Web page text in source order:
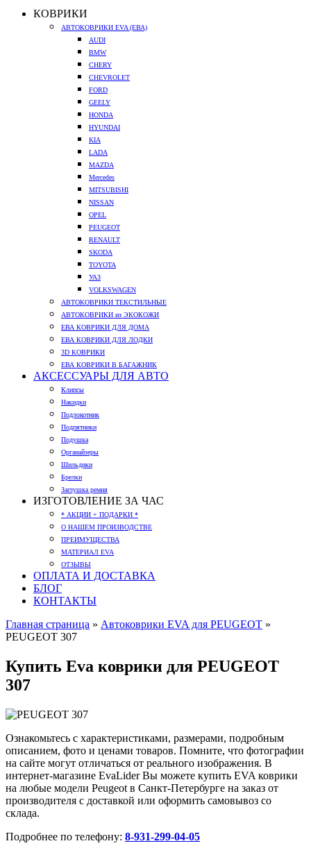
КОВРИКИ
АВТОКОВРИКИ EVA (ЕВА)
AUDI
BMW
CHERY
CHEVROLET
FORD
GEELY
HONDA
HYUNDAI
KIA
LADA
MAZDA
Mercedes
MITSUBISHI
NISSAN
OPEL
PEUGEOT
RENAULT
SKODA
TOYOTA
УАЗ
VOLKSWAGEN
АВТОКОВРИКИ ТЕКСТИЛЬНЫЕ
АВТОКОВРИКИ из ЭКОКОЖИ
ЕВА КОВРИКИ ДЛЯ ДОМА
ЕВА КОВРИКИ ДЛЯ ЛОДКИ
3D КОВРИКИ
ЕВА КОВРИКИ В БАГАЖНИК
АКСЕССУАРЫ ДЛЯ АВТО
Клипсы
Накидки
Подлокотник
Подпятники
Подушка
Органайзеры
Шильдики
Брелки
Заглушка ремня
ИЗГОТОВЛЕНИЕ ЗА ЧАС
* АКЦИИ + ПОДАРКИ *
О НАШЕМ ПРОИЗВОДСТВЕ
ПРЕИМУЩЕСТВА
МАТЕРИАЛ EVA
ОТЗЫВЫ
ОПЛАТА И ДОСТАВКА
БЛОГ
КОНТАКТЫ
Главная страница » Автоковрики EVA для PEUGEOT »
PEUGEOT 307
Купить Eva коврики для PEUGEOT
307
Ознакомьтесь с характеристиками, размерами, подробным
описанием, фото и ценами товаров. Помните, что фотографии
на сайте могут отличаться от реального изображения. В
интернет-магазине EvaLider Вы можете купить EVA коврики
на любые модели Peugeot в Санкт-Петербурге на заказ от
производителя с доставкой или оформить самовывоз со
склада.
Подробнее по телефону: 8-931-299-04-05